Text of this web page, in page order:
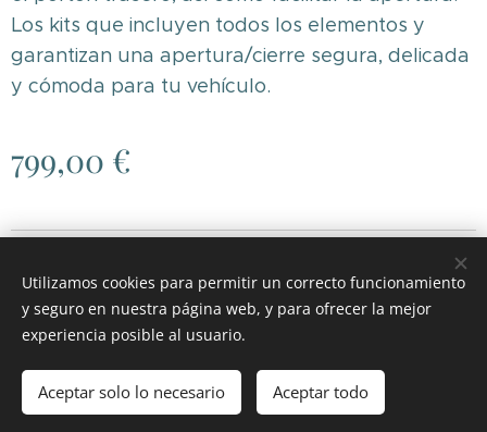
Los kits que incluyen todos los elementos y
garantizan una apertura/cierre segura, delicada
y cómoda para tu vehículo.
799,00 €
Añadir a la cesta
Cookies
Utilizamos cookies para permitir un correcto funcionamiento
y seguro en nuestra página web, y para ofrecer la mejor
experiencia posible al usuario.
Aceptar solo lo necesario Aceptar todo